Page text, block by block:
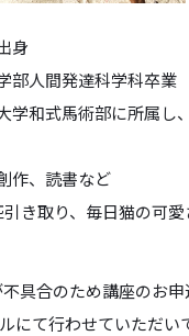
身
部人間発達科学科卒業
学和式馬術部に所属し
作、読書など
き取り、毎日猫の可
具合のため講座のお申
にて行わせていただい